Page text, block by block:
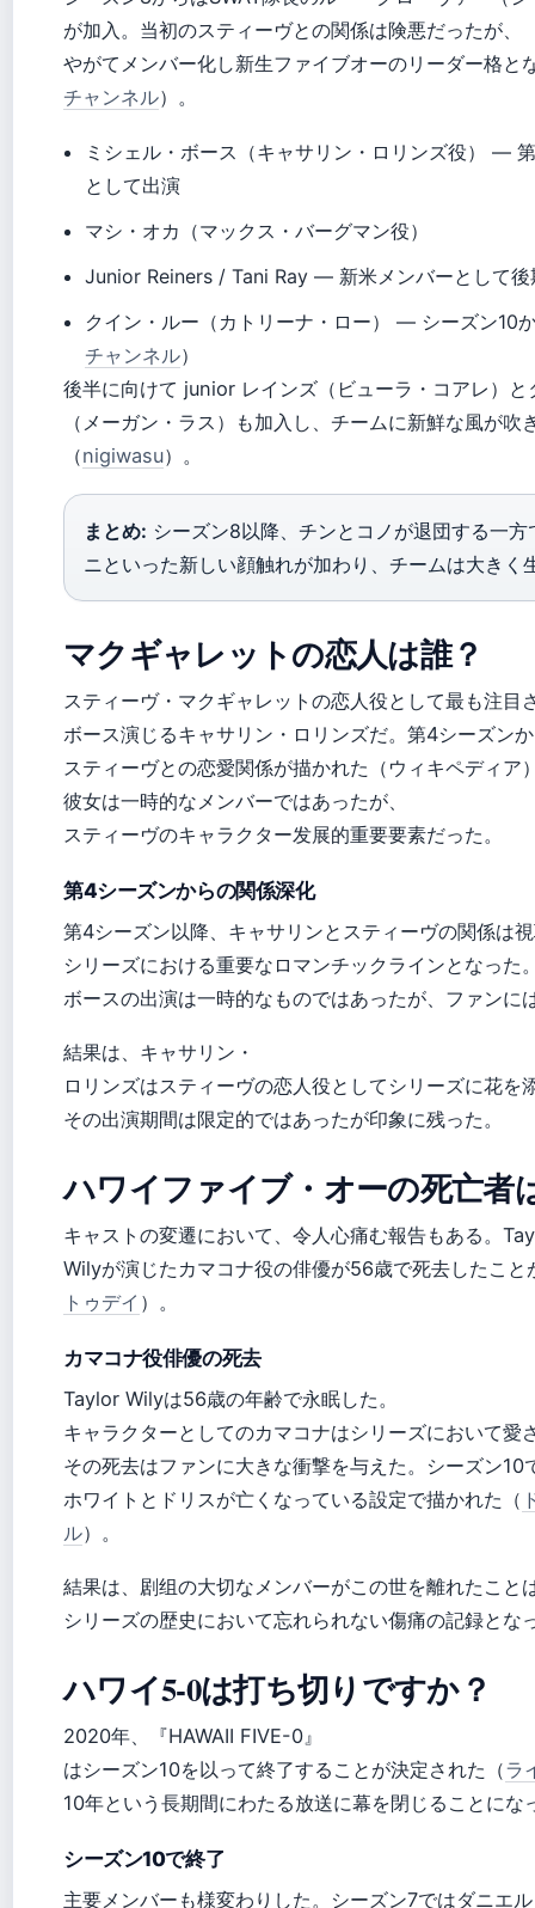
が加入。当初のスティーヴとの関係は険悪だったが、
やがてメンバー化し新生ファイブオーのリーダー格と
チャンネル）。
ミシェル・ボース（キャサリン・ロリンズ役） —
として出演
マシ・オカ（マックス・バーグマン役）
Junior Reiners / Tani Ray — 新米メンバーとして後
クイン・ルー（カトリーナ・ロー） — シーズン10
チャンネル）
後半に向けて junior レインズ（ビューラ・コアレ）と
（メーガン・ラス）も加入し、チームに新鮮な風が吹
（nigiwasu）。
まとめ: シーズン8以降、チンとコノが退団する一
ニといった新しい顔触れが加わり、チームは大きく
マクギャレットの恋人は誰？
スティーヴ・マクギャレットの恋人役として最も注目
ボース演じるキャサリン・ロリンズだ。第4シーズン
スティーヴとの恋愛関係が描かれた（ウィキペディア
彼女は一時的なメンバーではあったが、
スティーヴのキャラクター发展的重要要素だった。
第4シーズンからの関係深化
第4シーズン以降、キャサリンとスティーヴの関係は
シリーズにおける重要なロマンチックラインとなった
ボースの出演は一時的なものではあったが、ファンに
結果は、キャサリン・
ロリンズはスティーヴの恋人役としてシリーズに花を
その出演期間は限定的ではあったが印象に残った。
ハワイファイブ・オーの死亡者
キャストの変遷において、令人心痛む報告もある。
Wilyが演じたカマコナ役の俳優が56歳で死去したこと
トゥデイ ）。
カマコナ役俳優の死去
Taylor Wilyは56歳の年齢で永眠した。
キャラクターとしてのカマコナはシリーズにおいて愛
その死去はファンに大きな衝撃を与えた。シーズン10
ホワイトとドリスが亡くなっている設定で描かれた（
ル）。
結果は、剧组の大切なメンバーがこの世を離れたこと
シリーズの歴史において忘れられない傷痛の記録とな
ハワイ5-0は打ち切りですか？
2020年、『HAWAII FIVE-0』
はシーズン10を以って終了することが決定された（ラ
10年という長期間にわたる放送に幕を閉じることにな
シーズン10で終了
主要メンバーも様変わりした。シーズン7ではダニエ